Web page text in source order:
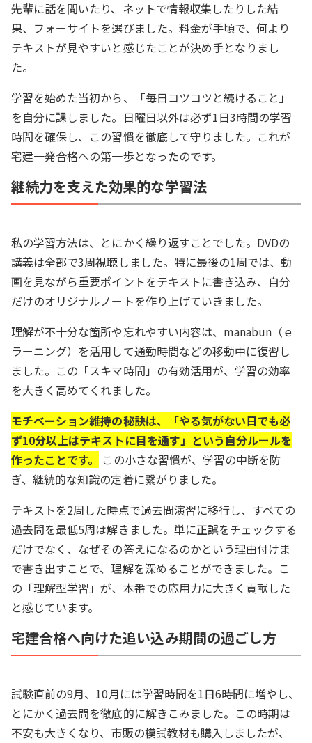
先輩に話を聞いたり、ネットで情報収集したりした結
果、フォーサイトを選びました。料金が手頃で、何より
テキストが見やすいと感じたことが決め手となりまし
た。
学習を始めた当初から、「毎日コツコツと続けること」
を自分に課しました。日曜日以外は必ず1日3時間の学習
時間を確保し、この習慣を徹底して守りました。これが
宅建一発合格への第一歩となったのです。
継続力を支えた効果的な学習法
私の学習方法は、とにかく繰り返すことでした。DVDの
講義は全部で3周視聴しました。特に最後の1周では、動
画を見ながら重要ポイントをテキストに書き込み、自分
だけのオリジナルノートを作り上げていきました。
理解が不十分な箇所や忘れやすい内容は、manabun（ｅ
ラーニング）を活用して通勤時間などの移動中に復習し
ました。この「スキマ時間」の有効活用が、学習の効率
を大きく高めてくれました。
モチベーション維持の秘訣は、「やる気がない日でも必
ず10分以上はテキストに目を通す」という自分ルールを
作ったことです。
この小さな習慣が、学習の中断を防
ぎ、継続的な知識の定着に繋がりました。
テキストを2周した時点で過去問演習に移行し、すべての
過去問を最低5周は解きました。単に正誤をチェックする
だけでなく、なぜその答えになるのかという理由付けま
で書き出すことで、理解を深めることができました。こ
の「理解型学習」が、本番での応用力に大きく貢献した
と感じています。
宅建合格へ向けた追い込み期間の過ごし方
試験直前の9月、10月には学習時間を1日6時間に増やし、
とにかく過去問を徹底的に解きこみました。この時期は
不安も大きくなり、市販の模試教材も購入しましたが、